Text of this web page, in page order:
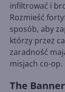
infiltrować i
Rozmieść
sposób, aby
którzy przez
zaradność
misjach co-op.
The